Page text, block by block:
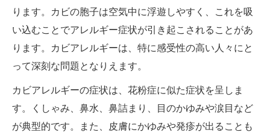
ります。カビの胞子は空気中に浮遊しやすく、これを吸
い込むことでアレルギー症状が引き起こされることがあ
ります。カビアレルギーは、特に感受性の高い人々にと
って深刻な問題となりえます。
カビアレルギーの症状は、花粉症に似た症状を呈しま
す。くしゃみ、鼻水、鼻詰まり、目のかゆみや涙目など
が典型的です。また、皮膚にかゆみや発疹が出ることも